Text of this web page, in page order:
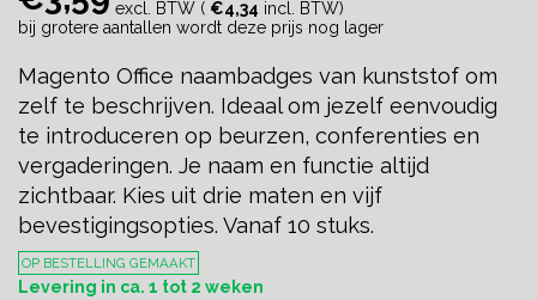
excl. BTW ( €4,34 incl. BTW)
bij grotere aantallen wordt deze prijs nog lager
Magento Office naambadges van kunststof om
zelf te beschrijven. Ideaal om jezelf eenvoudig
te introduceren op beurzen, conferenties en
vergaderingen. Je naam en functie altijd
zichtbaar. Kies uit drie maten en vijf
bevestigingsopties. Vanaf 10 stuks.
OP BESTELLING GEMAAKT
Levering in ca. 1 tot 2 weken